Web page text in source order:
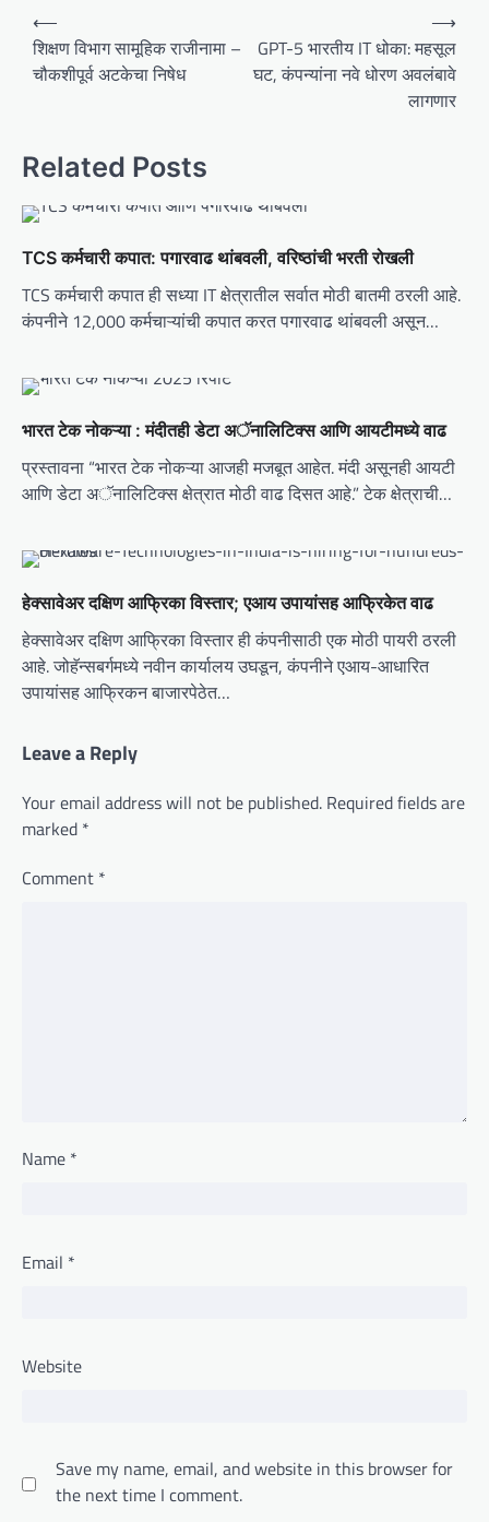
o
n
a
v
i
g
a
i
o
⟵
शिक्षण विभाग सामूहिक राजीनामा –
चौकशीपूर्व अटकेचा निषेध
GPT-5 भारतीय IT धोका: महसूल
घट, कंपन्यांना नवे धोरण अवलंबावे
लागणार
⟶
Related Posts
TCS कर्मचारी कपात: पगारवाढ थांबवली, वरिष्ठांची भरती रोखली
TCS कर्मचारी कपात ही सध्या IT क्षेत्रातील सर्वात मोठी बातमी ठरली आहे.
कंपनीने 12,000 कर्मचाऱ्यांची कपात करत पगारवाढ थांबवली असून…
भारत टेक नोकऱ्या : मंदीतही डेटा अॅनालिटिक्स आणि आयटीमध्ये वाढ
प्रस्तावना “भारत टेक नोकऱ्या आजही मजबूत आहेत. मंदी असूनही आयटी
आणि डेटा अॅनालिटिक्स क्षेत्रात मोठी वाढ दिसत आहे.” टेक क्षेत्राची…
हेक्सावेअर दक्षिण आफ्रिका विस्तार; एआय उपायांसह आफ्रिकेत वाढ
हेक्सावेअर दक्षिण आफ्रिका विस्तार ही कंपनीसाठी एक मोठी पायरी ठरली
आहे. जोहॅन्सबर्गमध्ये नवीन कार्यालय उघडून, कंपनीने एआय-आधारित
उपायांसह आफ्रिकन बाजारपेठेत…
Leave a Reply
Your email address will not be published. Required fields are
marked *
Comment *
Name *
Email *
Website
Save my name, email, and website in this browser for
the next time I comment.